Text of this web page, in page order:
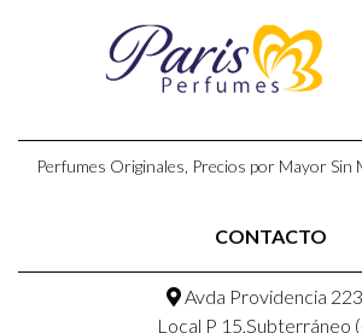
Perfumes Originales, Precios por Mayor Sin
CONTACTO
Avda Providencia
Local P 15,Subterráneo